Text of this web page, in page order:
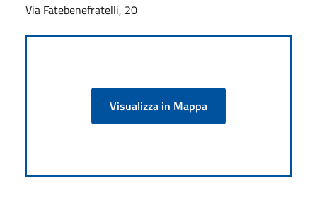
Via Fatebenefratelli, 20
Visualizza in Mappa